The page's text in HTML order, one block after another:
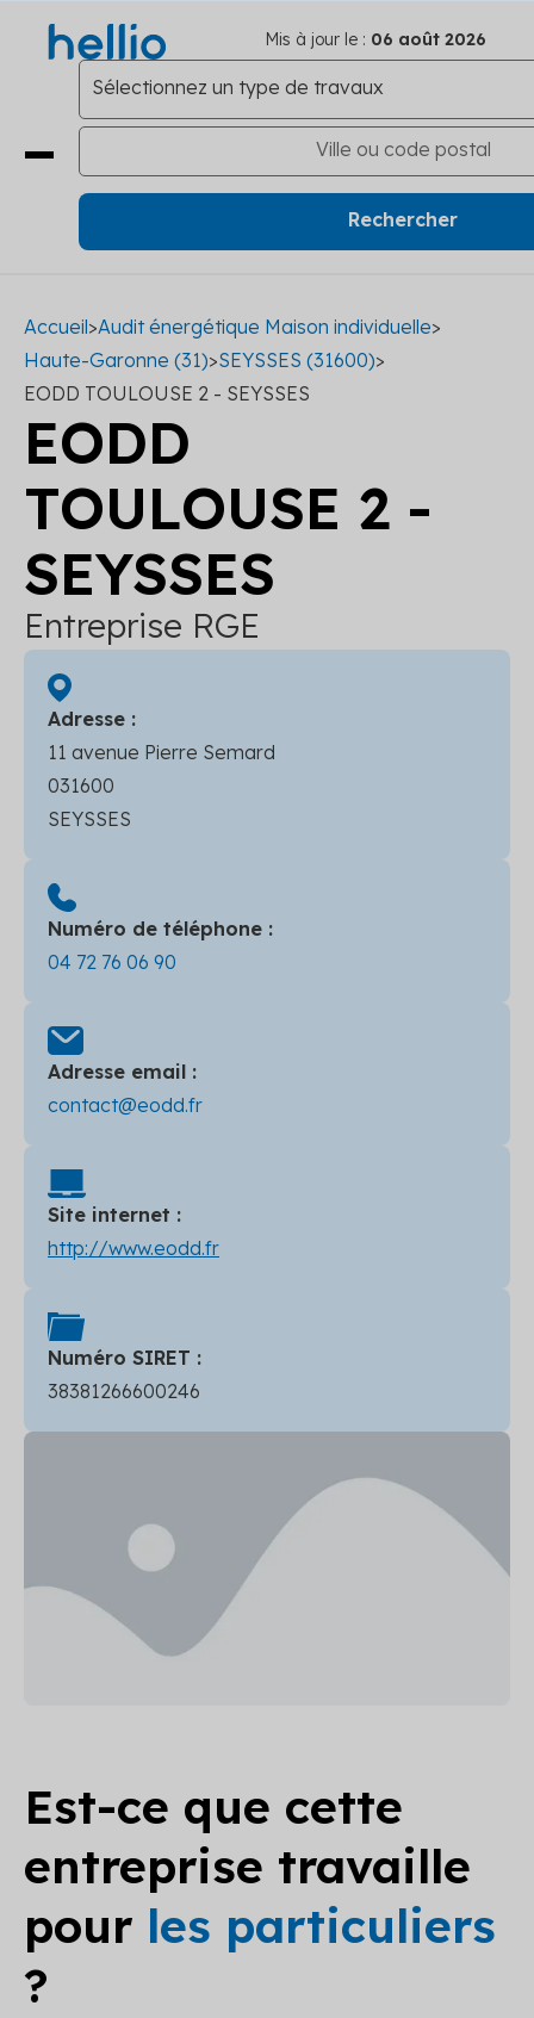
Mis à jour le : 06 août 2026
Accueil>Audit énergétique Maison individuelle>
Haute-Garonne (31)>SEYSSES (31600)>
EODD TOULOUSE 2 - SEYSSES
EODD
TOULOUSE 2 -
SEYSSES
Entreprise RGE
Adresse :
11 avenue Pierre Semard
031600
SEYSSES
Numéro de téléphone :
04 72 76 06 90
Adresse email :
contact@eodd.fr
Site internet :
http://www.eodd.fr
Numéro SIRET :
38381266600246
Est-ce que cette
entreprise travaille
pour les particuliers
?